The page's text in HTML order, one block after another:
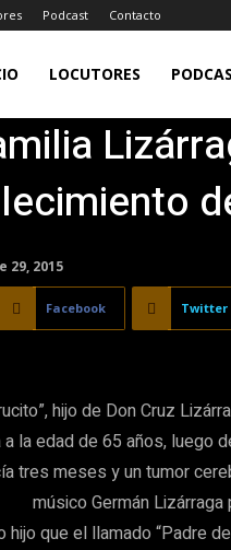
Podcast Contacto
LOCUTORES
29, 2015
Facebook Twitter
hijo de Don Cruz
la edad de 65 años, luego
tres meses y un tumor
músico Germán
hijo que el llamado “Padre